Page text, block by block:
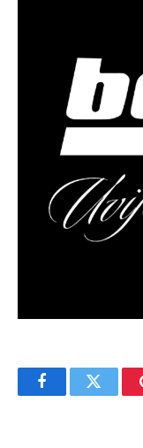
FacebookTwitter